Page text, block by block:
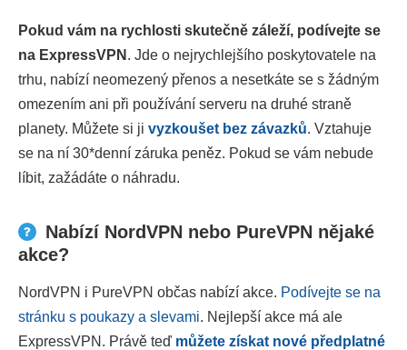
Pokud vám na rychlosti skutečně záleží, podívejte se
na ExpressVPN . Jde o nejrychlejšího poskytovatele na
trhu, nabízí neomezený přenos a nesetkáte se s žádným
omezením ani při používání serveru na druhé straně
planety. Můžete si ji vyzkoušet bez závazků. Vztahuje
se na ní 30*denní záruka peněz. Pokud se vám nebude
líbit, zažádáte o náhradu.
Nabízí NordVPN nebo PureVPN nějaké
akce?
NordVPN i PureVPN občas nabízí akce. Podívejte se na
stránku s poukazy a slevami. Nejlepší akce má ale
ExpressVPN. Právě teď můžete získat nové předplatné